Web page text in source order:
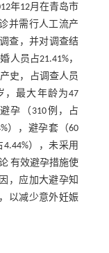
年12月在青岛市
并需行人工流产
查，并对调查结
人员占21.41%，
史，占调查人员
，最大年龄为47
孕（310例，占
），避孕套（60
），未采用
有效避孕措施使
，应加大避孕知
以减少意外妊娠